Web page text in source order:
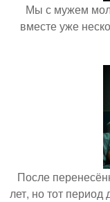
Мы с мужем
вместе уже
После
лет, но тот период